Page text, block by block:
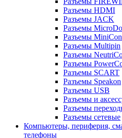
Разъемы HDMI
Разъемы JACK
Разъемы
Разъемы
Разъемы Multipin
Разъемы
Разъемы
Разъемы SCART
Разъемы Speakon
Разъемы USB
Разъемы и
Разъемы
Разъемы сетевые
Компьютеры, периферия,
телефоны